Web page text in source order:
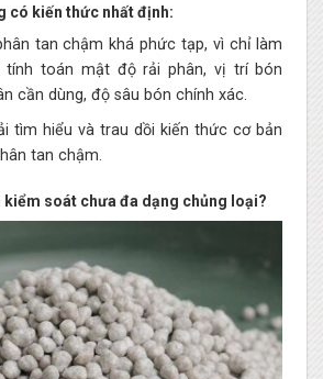
có kiến thức nhất định:
tan chậm khá phức tạp, vì chỉ làm
tính toán mật độ rải phân, vị trí bón
cần dùng, độ sâu bón chính xác.
tìm hiểu và trau dồi kiến thức cơ bản
tan chậm.
kiểm soát chưa đa dạng chủng loại?